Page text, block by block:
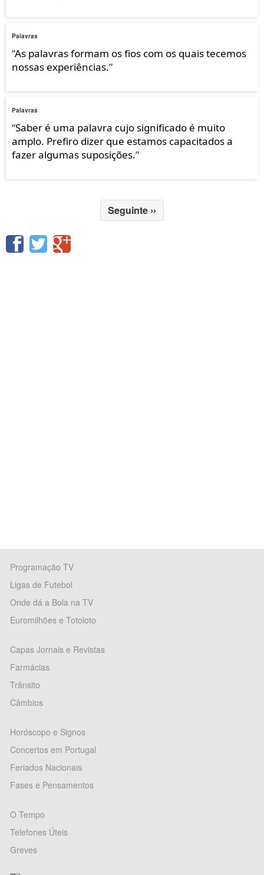
Palavras
“As palavras formam os fios com os quais tecemos
nossas experiências.”
Palavras
“Saber é uma palavra cujo significado é muito
amplo. Prefiro dizer que estamos capacitados a
fazer algumas suposições.”
Seguinte ››
Programação TV
Ligas de Futebol
Onde dá a Bola na TV
Euromilhões e Totoloto
Capas Jornais e Revistas
Farmácias
Trânsito
Câmbios
Horóscopo e Signos
Concertos em Portugal
Feriados Nacionais
Fases e Pensamentos
O Tempo
Telefones Úteis
Greves